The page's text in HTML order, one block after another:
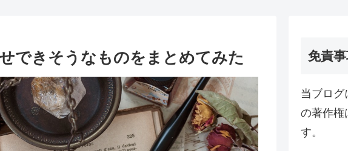
できそうなものをまとめてみた 免責
当ブログ
の著作権
す。